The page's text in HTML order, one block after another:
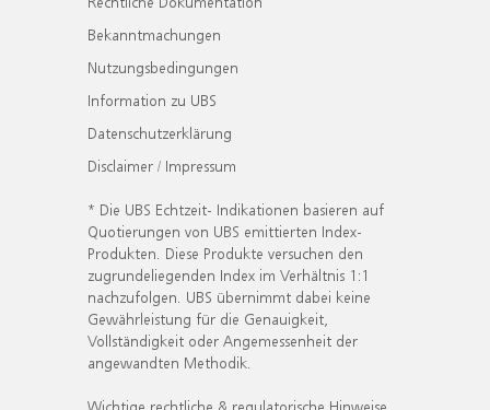
Bekanntmachungen
Nutzungsbedingungen
Information zu UBS
Datenschutzerklärung
Disclaimer / Impressum
* Die UBS Echtzeit- Indikationen basieren auf
Quotierungen von UBS emittierten Index-
Produkten. Diese Produkte versuchen den
zugrundeliegenden Index im Verhältnis 1:1
nachzufolgen. UBS übernimmt dabei keine
Gewährleistung für die Genauigkeit,
Vollständigkeit oder Angemessenheit der
angewandten Methodik.